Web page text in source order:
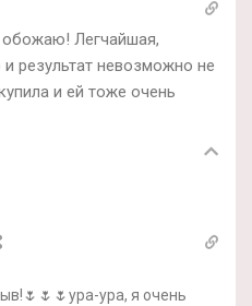
обожаю! Легчайшая,
результат невозможно не
и ей тоже очень
ура, я очень